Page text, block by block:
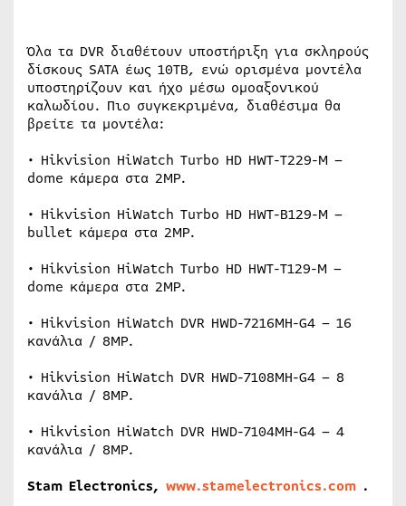
Όλα τα DVR διαθέτουν υποστήριξη για σκληρούς
δίσκους SATA έως 10TB, ενώ ορισμένα μοντέλα
υποστηρίζουν και ήχο μέσω ομοαξονικού
καλωδίου. Πιο συγκεκριμένα, διαθέσιμα θα
βρείτε τα μοντέλα:
• Hikvision HiWatch Turbo HD HWT-T229-M –
dome κάμερα στα 2MP.
• Hikvision HiWatch Turbo HD HWT-B129-M –
bullet κάμερα στα 2MP.
• Hikvision HiWatch Turbo HD HWT-T129-M –
dome κάμερα στα 2MP.
• Hikvision HiWatch DVR HWD-7216MH-G4 – 16
κανάλια / 8MP.
• Hikvision HiWatch DVR HWD-7108MH-G4 – 8
κανάλια / 8MP.
• Hikvision HiWatch DVR HWD-7104MH-G4 – 4
κανάλια / 8MP.
Stam Electronics, www.stamelectronics.com .